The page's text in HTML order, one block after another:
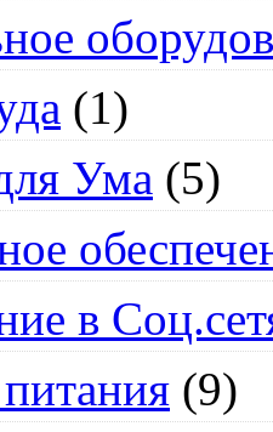
(1)
Ума (5)
в
(9)